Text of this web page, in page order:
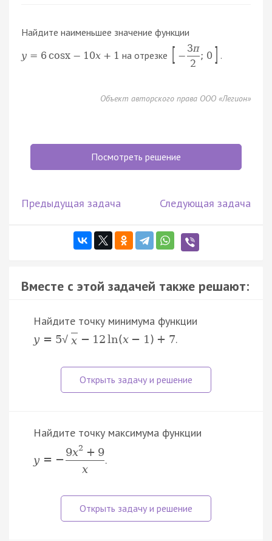
Найдите наименьшее значение функции
y = 6 cosx − 10x + 1 на отрезке [ −
3π
2
; 0 ] .
Объект авторского права ООО «Легион»
Посмотреть решение
Предыдущая задача Следующая задача
Вместе с этой задачей также решают:
Найдите точку минимума функции
y = 5√ x − 12ln(x − 1 ) + 7.
Найдите точку максимума функции
y = −
9x2 + 9
x
.